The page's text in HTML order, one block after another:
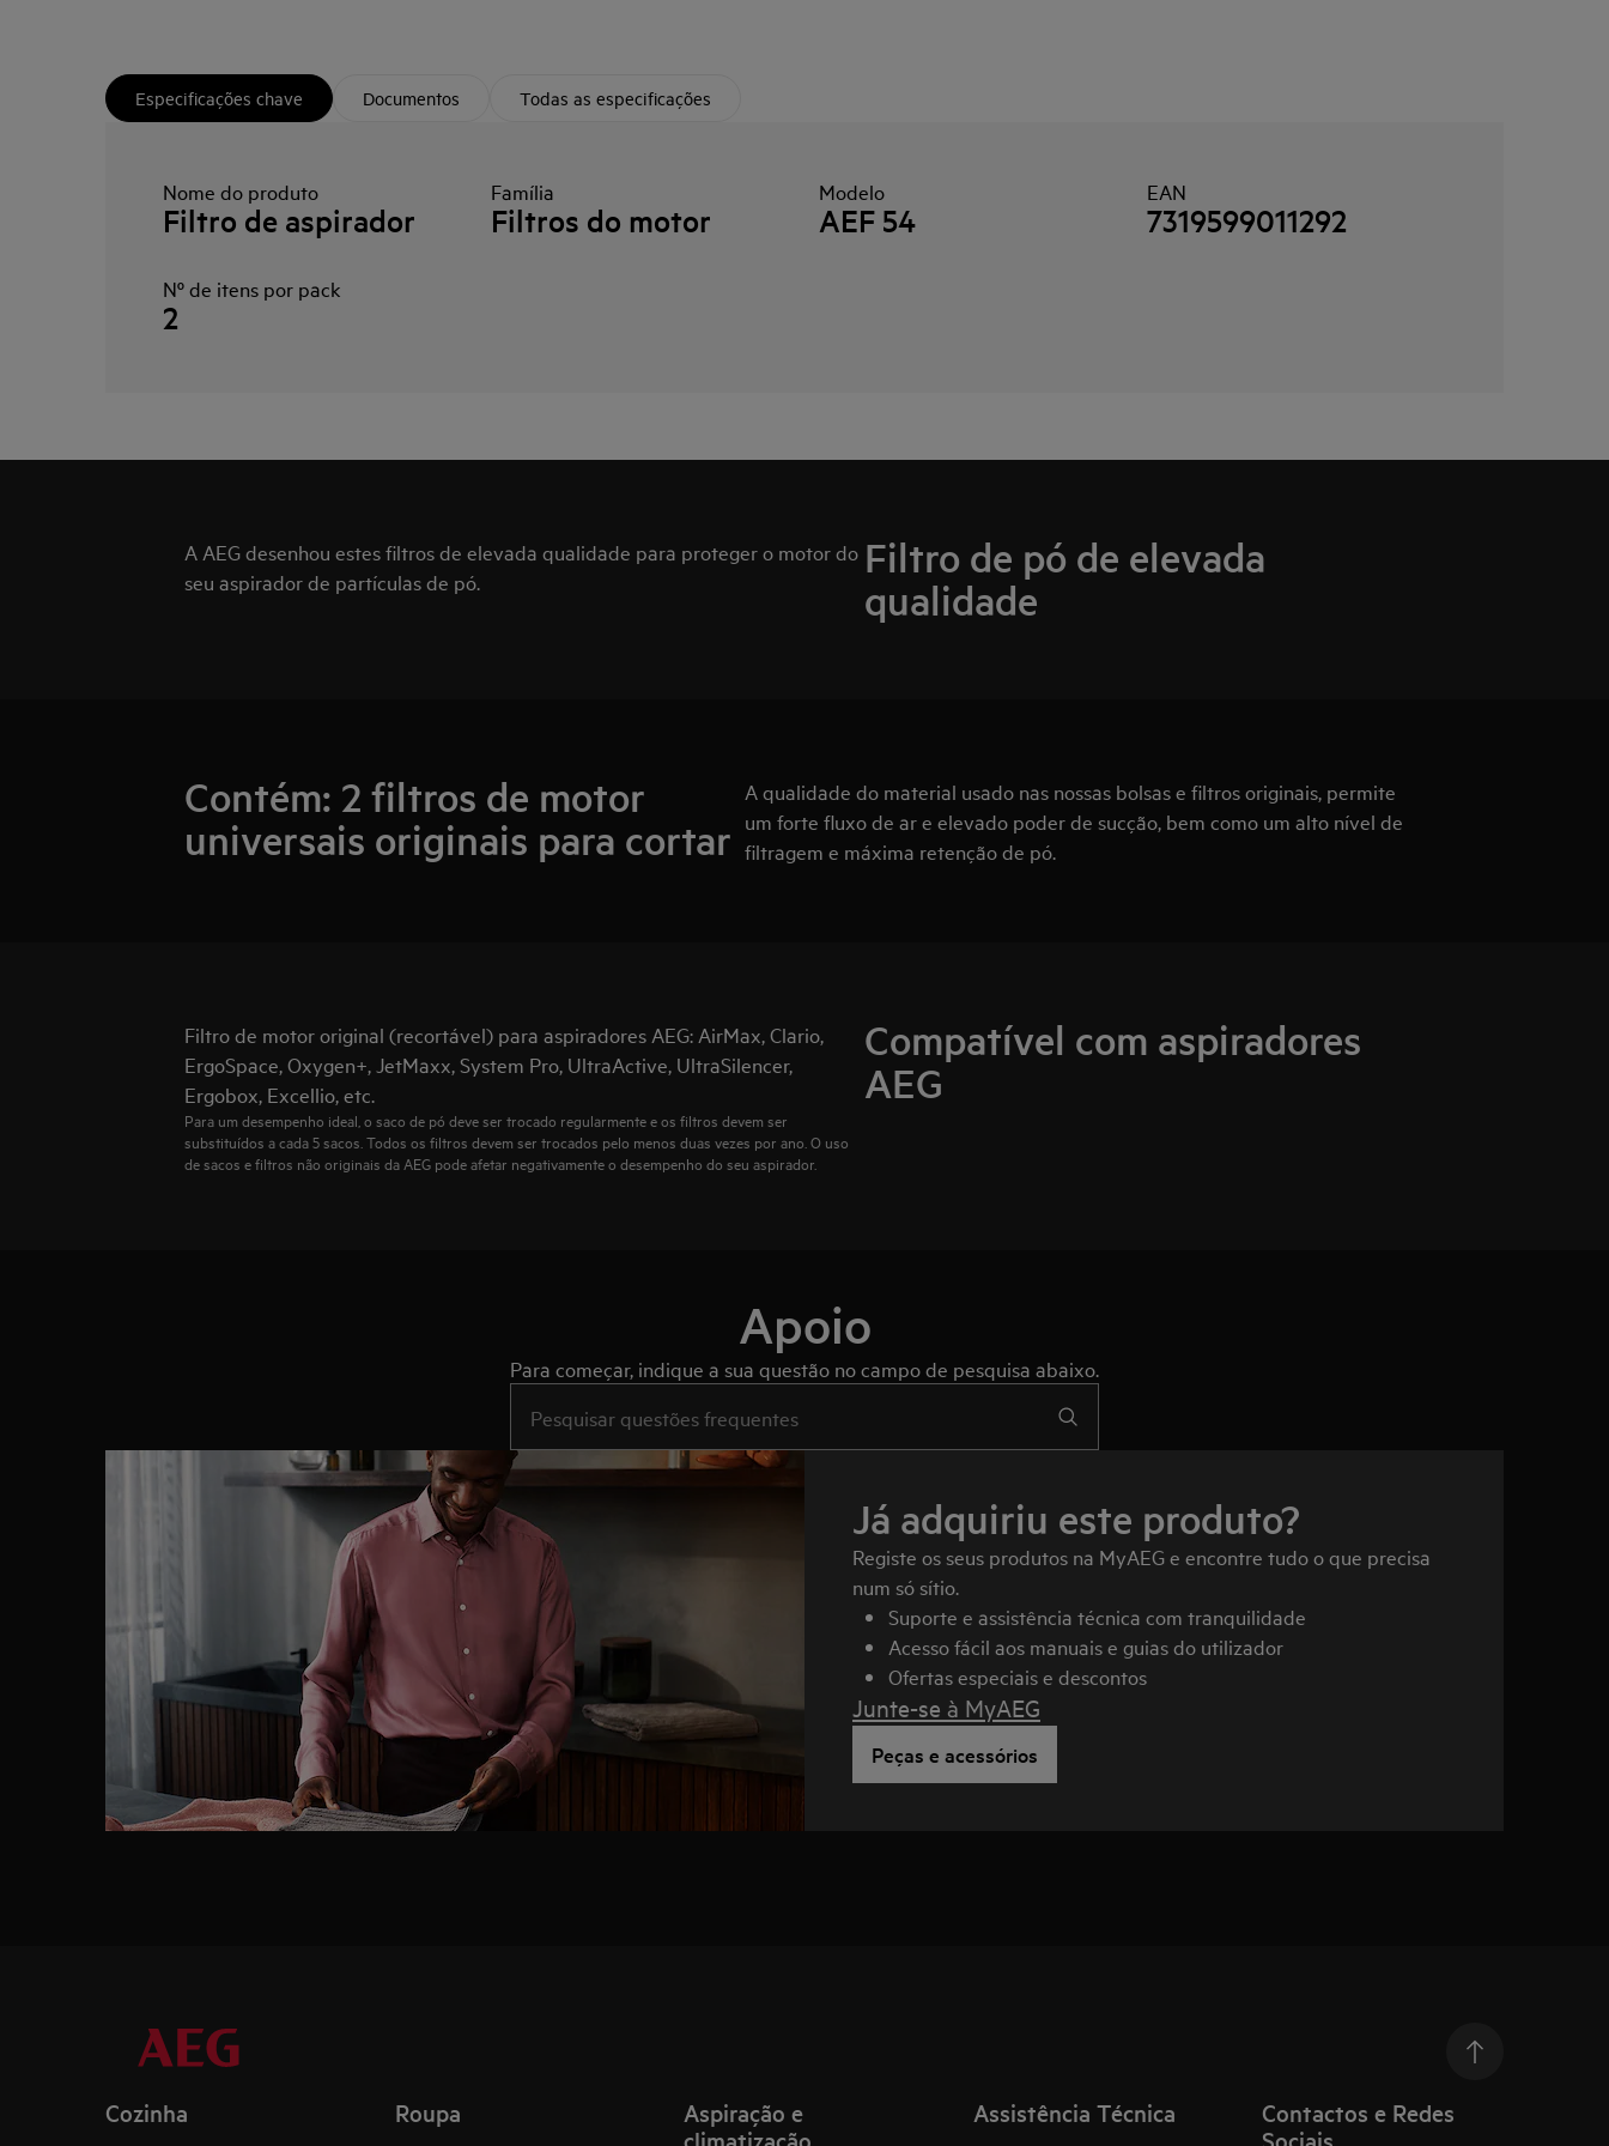
Especificações chave Documentos Todas as especificações
Nome do produto
Filtro de aspirador
Família
Filtros do motor
Modelo
AEF 54
EAN
7319599011292
Nº de itens por pack
2
Filtro de pó de elevada
qualidade
A AEG desenhou estes filtros de elevada qualidade para proteger o motor do
seu aspirador de partículas de pó.
Contém: 2 filtros de motor
universais originais para cortar
A qualidade do material usado nas nossas bolsas e filtros originais, permite
um forte fluxo de ar e elevado poder de sucção, bem como um alto nível de
filtragem e máxima retenção de pó.
Compatível com aspiradores
AEG
Filtro de motor original (recortável) para aspiradores AEG: AirMax, Clario,
ErgoSpace, Oxygen+, JetMaxx, System Pro, UltraActive, UltraSilencer,
Ergobox, Excellio, etc.
Para um desempenho ideal, o saco de pó deve ser trocado regularmente e os filtros devem ser
substituídos a cada 5 sacos. Todos os filtros devem ser trocados pelo menos duas vezes por ano. O uso
de sacos e filtros não originais da AEG pode afetar negativamente o desempenho do seu aspirador.
Apoio
Para começar, indique a sua questão no campo de pesquisa abaixo.
Já adquiriu este produto?
Registe os seus produtos na MyAEG e encontre tudo o que precisa
num só sítio.
Suporte e assistência técnica com tranquilidade
Acesso fácil aos manuais e guias do utilizador
Ofertas especiais e descontos
Junte-se à MyAEG
Peças e acessórios
Cozinha Roupa
Aspiração e
Assistência Técnica
Contactos e Redes